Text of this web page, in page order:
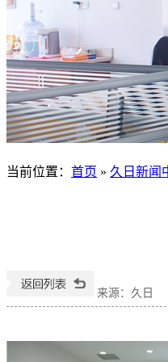
当前位置 ： 首页 » 久日新闻
来源：久日